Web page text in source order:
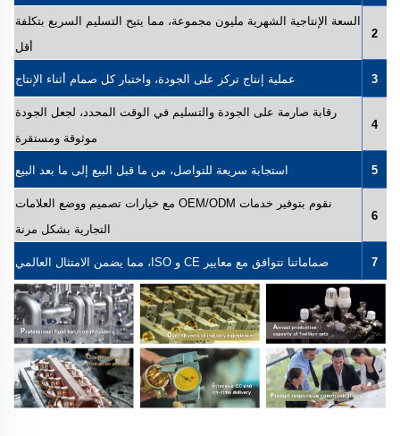
2
السعة الإنتاجية الشهرية مليون مجموعة، مما يتيح التسليم السريع بتكلفة
أقل
3 عملية إنتاج تركز على الجودة، واختبار كل صمام أثناء الإنتاج
4
رقابة صارمة على الجودة والتسليم في الوقت المحدد، لجعل الجودة
موثوقة ومستقرة
5 استجابة سريعة للتواصل، من ما قبل البيع إلى ما بعد البيع
6
نقوم بتوفير خدمات OEM/ODM مع خيارات تصميم ووضع العلامات
التجارية بشكل مرنة
7 صماماتنا تتوافق مع معايير CE و ISO، مما يضمن الامتثال العالمي